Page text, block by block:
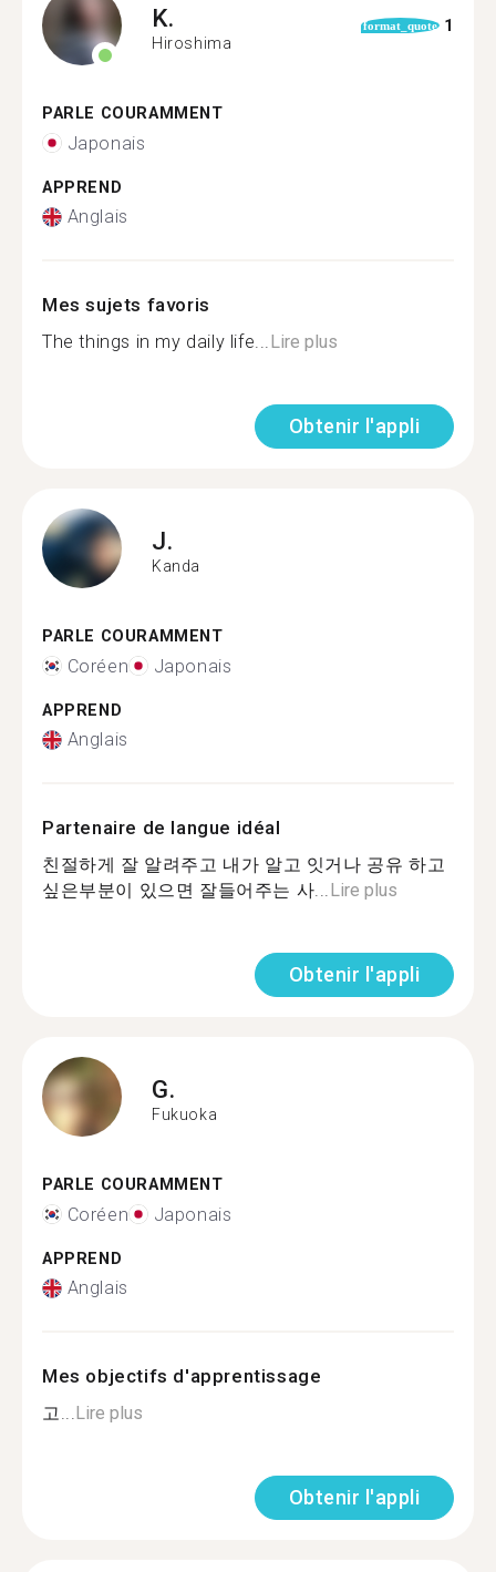
K.
Hiroshima
format_quote 1
PARLE COURAMMENT
Japonais
APPREND
Anglais
Mes sujets favoris
The things in my daily life...Lire plus
Obtenir l'appli
J.
Kanda
PARLE COURAMMENT
Coréen Japonais
APPREND
Anglais
Partenaire de langue idéal
친절하게 잘 알려주고 내가 알고 잇거나 공유 하고
싶은부분이 있으면 잘들어주는 사...Lire plus
Obtenir l'appli
G.
Fukuoka
PARLE COURAMMENT
Coréen Japonais
APPREND
Anglais
Mes objectifs d'apprentissage
고...Lire plus
Obtenir l'appli